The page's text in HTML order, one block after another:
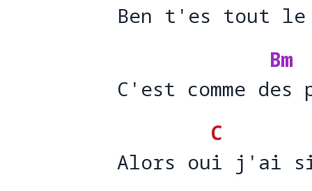
Ben t'es tout le
Ben t'es tout le
C'est comme d
Bm
es
C'est comme
Alors ou
C
i j'ai
Alors oui j'ai